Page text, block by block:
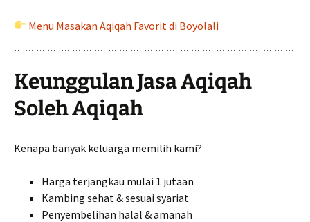
Menu Masakan Aqiqah Favorit di Boyolali
Keunggulan Jasa Aqiqah
Soleh Aqiqah
Kenapa banyak keluarga memilih kami?
Harga terjangkau mulai 1 jutaan
Kambing sehat & sesuai syariat
Penyembelihan halal & amanah